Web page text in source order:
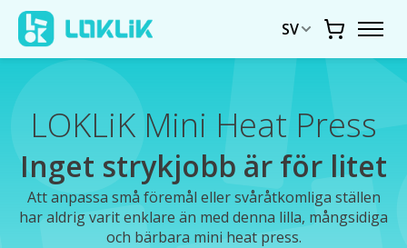
SV Vagn
LOKLiK Mini Heat Press
Inget strykjobb är för litet
Att anpassa små föremål eller svåråtkomliga ställen
har aldrig varit enklare än med denna lilla, mångsidiga
och bärbara mini heat press.